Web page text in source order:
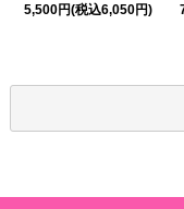
5,500円(税込6,050円)